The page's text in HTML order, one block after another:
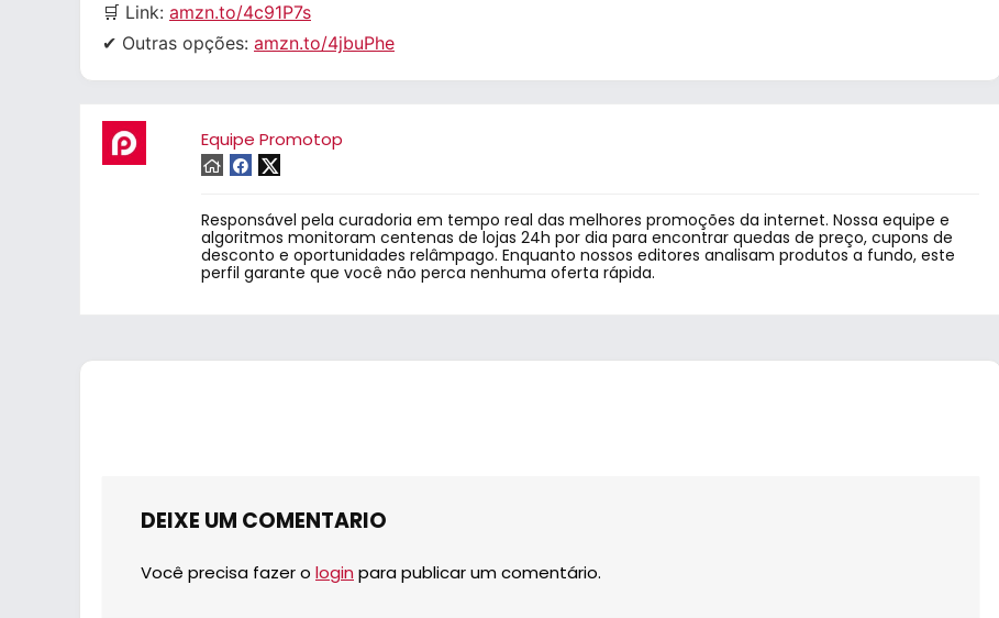
🛒 Link: amzn.to/4c91P7s
✔ Outras opções: amzn.to/4jbuPhe
Equipe Promotop
Responsável pela curadoria em tempo real das melhores promoções da internet. Nossa equipe e
algoritmos monitoram centenas de lojas 24h por dia para encontrar quedas de preço, cupons de
desconto e oportunidades relâmpago. Enquanto nossos editores analisam produtos a fundo, este
perfil garante que você não perca nenhuma oferta rápida.
DEIXE UM COMENTARIO
Você precisa fazer o login para publicar um comentário.